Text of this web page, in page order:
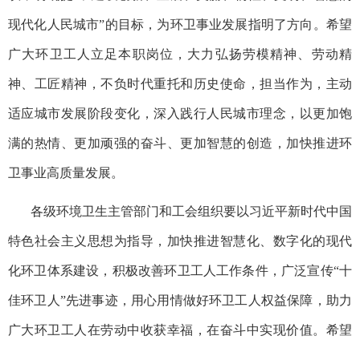
现代化人民城市”的目标，为环卫事业发展指明了方向。希望
广大环卫工人立足本职岗位，大力弘扬劳模精神、劳动精
神、工匠精神，不负时代重托和历史使命，担当作为，主动
适应城市发展阶段变化，深入践行人民城市理念，以更加饱
满的热情、更加顽强的奋斗、更加智慧的创造，加快推进环
卫事业高质量发展。
各级环境卫生主管部门和工会组织要以习近平新时代中国
特色社会主义思想为指导，加快推进智慧化、数字化的现代
化环卫体系建设，积极改善环卫工人工作条件，广泛宣传“十
佳环卫人”先进事迹，用心用情做好环卫工人权益保障，助力
广大环卫工人在劳动中收获幸福，在奋斗中实现价值。希望